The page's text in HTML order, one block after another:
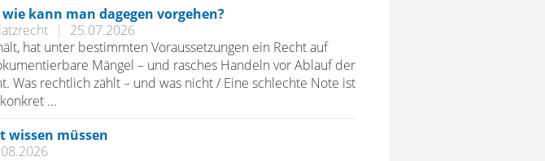
kann man dagegen vorgehen?
|
25.07.2026
hat unter bestimmten Voraussetzungen ein Recht auf
Mängel – und rasches Handeln vor Ablauf der
Was rechtlich zählt – und was nicht / Eine schlechte Note ist
...
wissen müssen